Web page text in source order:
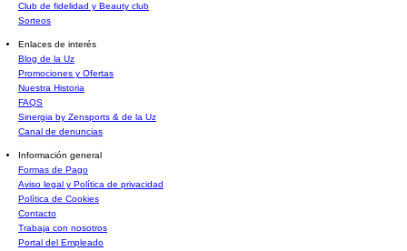
Club de fidelidad y Beauty club
Sorteos
Enlaces de interés
Blog de la Uz
Promociones y Ofertas
Nuestra Historia
FAQS
Sinergia by Zensports & de la Uz
Canal de denuncias
Información general
Formas de Pago
Aviso legal y Política de privacidad
Política de Cookies
Contacto
Trabaja con nosotros
Portal del Empleado